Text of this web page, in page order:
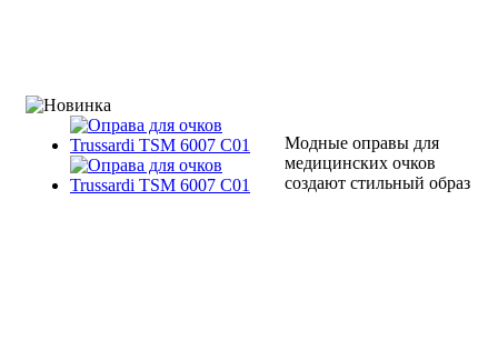
Модные оправы для
медицинских очков
создают стильный образ